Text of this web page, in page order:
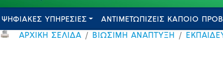
ΨΗΦΙΑΚΕΣ ΥΠΗΡΕΣΙΕΣ ΑΝΤΙΜΕΤΩΠΙΖΕΙΣ ΚΑΠΟΙΟ
ΑΡΧΙΚΗ ΣΕΛΙΔΑ ΒΙΩΣΙΜΗ ΑΝΑΠΤΥΞΗ